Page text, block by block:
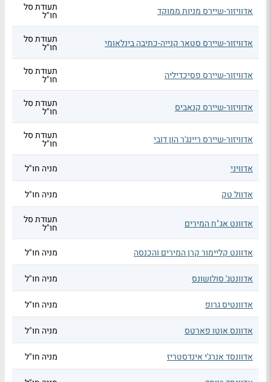
אדוויזור-שיירס מניות ממוקד תעודת סל
חו"ל
אדוויזור-שיירס סטאר קנייה-כתיבה בינלאומי תעודת סל
חו"ל
אדוויזור-שיירס פסיכדיליה תעודת סל
חו"ל
אדוויזור-שיירס קנאביס תעודת סל
חו"ל
אדוויזור-שיירס ריינג'ר הון דובי תעודת סל
חו"ל
אדוויני
מניה חו"ל
אדוול טק מניה חו"ל
אדוונט אג"ח המירים תעודת סל
חו"ל
אדוונט קליימור קרן המירים והכנסה
מניה חו"ל
אדוונטג' סולושונס מניה חו"ל
אדוונטיס גרופ מניה חו"ל
אדוונס אוטו פארטס מניה חו"ל
אדוונסד אנרג'י אינדסטריז מניה חו"ל